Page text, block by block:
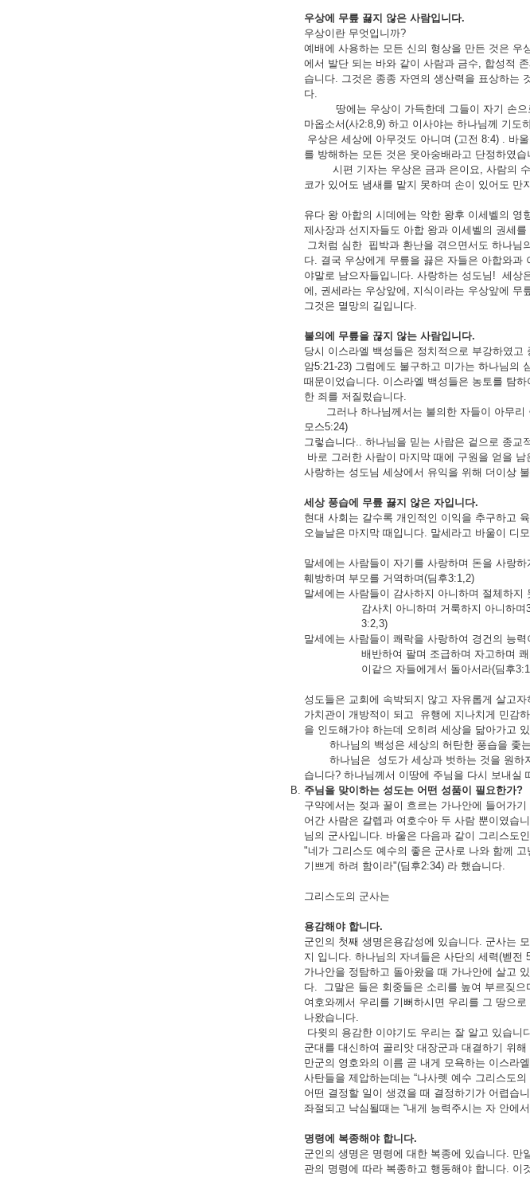
우상에 무릎 끓지 않은 사람입니다.
우상이란 무엇입니까?
예배에 사용하는 모든 신의 형상을 만든 것은 우
에서 발단 되는 바와 같이 사람과 금수, 합성적
습니다. 그것은 종종 자연의 생산력을 표상하는
다.
땅에는 우상이 가득한데 그들이 자기 손으로
마옵소서(사2:8,9) 하고 이사야는 하나님께 기도
우상은 세상에 아무것도 아니며 (고전 8:4) . 바
를 방해하는 모든 것은 웃아숭배라고 단정하였습
시편 기자는 우상은 금과 은이요, 사람의 수
코가 있어도 냄새를 맡지 못하며 손이 있어도 만
유다 왕 아합의 시데에는 악한 왕후 이세벨의 영
제사장과 선지자들도 아합 왕과 이세벨의 권세
그처럼 심한 핍박과 환난을 겪으면서도 하나님
다. 결국 우상에게 무릎을 끓은 자들은 아합와과
야말로 남으자들입니다. 사랑하는 성도님! 세
에, 권세라는 우상앞에, 지식이라는 우상앞에 무
그것은 멸망의 길입니다.
불의에 무릎을 끊지 않는 사람입니다.
당시 이스라엘 백성들은 정치적으로 부강하였
암5:21-23) 그럼에도 불구하고 미가는 하나님의
때문이었습니다. 이스라엘 백성들은 농토를 탐
한 죄를 저질렀습니다.
그러나 하나님께서는 불의한 자들이 아무리
모스5:24)
그렇습니다.. 하나님을 믿는 사람은 겉으로 종
바로 그러한 사람이 마지막 때에 구원을 얻
사랑하는 성도님 세상에서 유익을 위해 더이상
세상 풍습에 무릎 끓지 않은 자입니다.
현대 사회는 갈수록 개인적인 이익을 추구하고
오늘날은 마지막 때입니다. 말세라고 바울이 디
말세에는 사람들이 자기를 사랑하며 돈을 사랑
훼방하며 부모를 거역하며(딤후3:1,2)
말세에는 사람들이 감사하지 아니하며 절체하지
감사치 아니하며 거룩하지 아니하
3:2,3)
말세에는 사람들이 쾌락을 사랑하여 경건의 능력
배반하여 팔며 조급하며 자고하며
이같으 자들에게서 돌아서라(딤후
성도들은 교회에 속박되지 않고 자유롭게 살고
가치관이 개방적이 되고 유행에 지나치게 민감
을 인도해가야 하는데 오히려 세상을 닮아가고
하나님의 백성은 세상의 허탄한 풍습을 좇는
하나님은 성도가 세상과 벗하는 것을 원하지
습니다? 하나님께서 이땅에 주님을 다시 보내실
주님을 맞이하는 성도는 어떤 성품이 필요한가?
구약에서는 젖과 꿀이 흐르는 가나안에 들어가
어간 사람은 갈렙과 여호수아 두 사람 뿐이였습
님의 군사입니다. 바울은 다음과 같이 그리스도
"네가 그리스도 예수의 좋은 군사로 나와 함께
기쁘게 하려 함이라"(딤후2:34) 라 했습니다.
그리스도의 군사는
용감해야 합니다.
군인의 첫째 생명은용감성에 있습니다. 군사는
지 입니다. 하나님의 자녀들은 사단의 세력(벧
가나안을 정탐하고 돌아왔을 때 가나안에 살고
다. 그말은 들은 회중들은 소리를 높여 부르짖
여호와께서 우리를 기뻐하시면 우리를 그 땅으
나왔습니다.
다윗의 용감한 이야기도 우리는 잘 알고 있습니
군대를 대신하여 골리앗 대장군과 대결하기 위
만군의 영호와의 이름 곧 내게 모욕하는 이스라
사탄들을 제압하는데는 “나사렛 예수 그리스도
어떤 결정할 일이 생겼을 때 결정하기가 어렵습
좌절되고 낙심될때는 “내게 능력주시는 자 안에
명령에 복종해야 합니다.
군인의 생명은 명령에 대한 복종에 있습니다. 만
관의 명령에 따라 복종하고 행동해야 합니다.